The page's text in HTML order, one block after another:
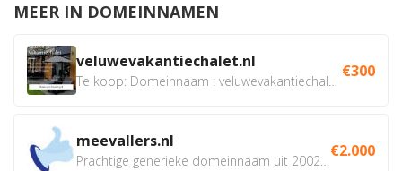
MEER IN DOMEINNAMEN
veluwevakantiechalet.nl €300
meevallers.nl €2.000